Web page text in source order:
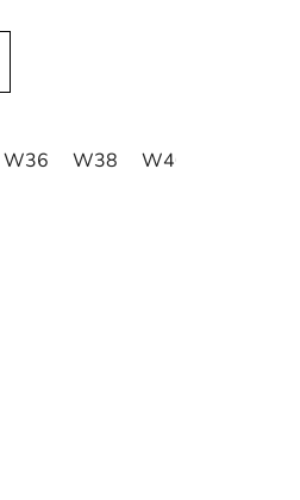
W50 W52 W54
W36 W38 W40